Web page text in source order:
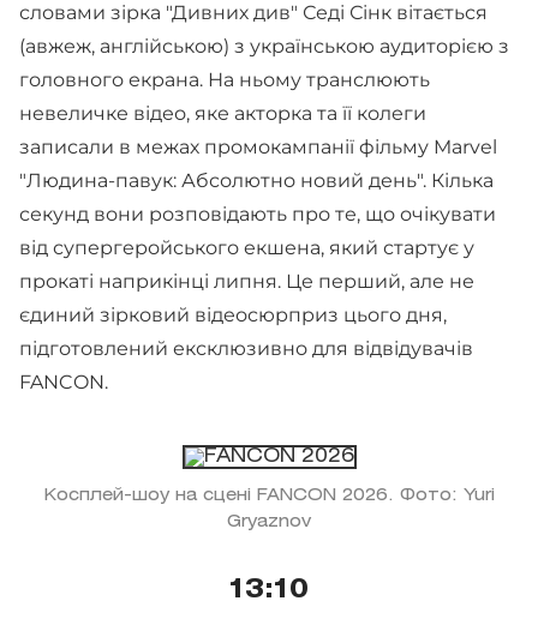
словами зірка "Дивних див" Седі Сінк вітається
(авжеж, англійською) з українською аудиторією з
головного екрана. На ньому транслюють
невеличке відео, яке акторка та її колеги
записали в межах промокампанії фільму Marvel
"Людина-павук: Абсолютно новий день". Кілька
секунд вони розповідають про те, що очікувати
від супергеройського екшена, який стартує у
прокаті наприкінці липня. Це перший, але не
єдиний зірковий відеосюрприз цього дня,
підготовлений ексклюзивно для відвідувачів
FANCON.
Косплей-шоу на сцені FANCON 2026. Фото: Yuri
Gryaznov
13:10